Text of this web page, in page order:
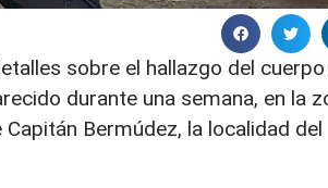
sobre el hallazgo del
durante una semana, en la
Bermúdez, la localidad del